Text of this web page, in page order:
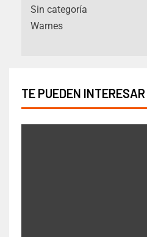
Sin categoría
Warnes
TE PUEDEN INTERESAR